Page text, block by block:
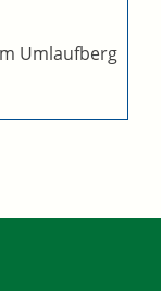
Umlaufberg